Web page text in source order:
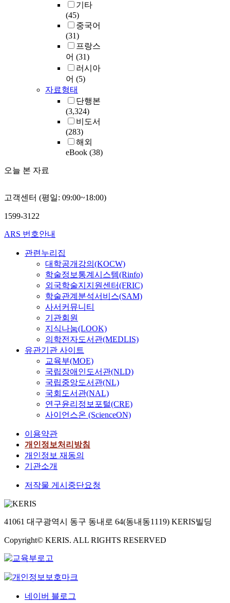
기타
(45)
중국어
(31)
프랑스
어 (31)
러시아
어 (5)
자료형태
단행본
(3,324)
비도서
(283)
해외
eBook (38)
오늘 본 자료
고객센터 (평일: 09:00~18:00)
1599-3122
ARS 번호안내
관련누리집
대학공개강의(KOCW)
학술정보통계시스템(Rinfo)
외국학술지지원센터(FRIC)
학술관계분석서비스(SAM)
사서커뮤니티
기관회원
지식나눔(LOOK)
의학전자도서관(MEDLIS)
유관기관 사이트
교육부(MOE)
국립장애인도서관(NLD)
국립중앙도서관(NL)
국회도서관(NAL)
연구윤리정보포털(CRE)
사이언스온 (ScienceON)
이용약관
개인정보처리방침
개인정보 재동의
기관소개
저작물 게시중단요청
41061 대구광역시 동구 동내로 64(동내동1119) KERIS빌딩
Copyright© KERIS. ALL RIGHTS RESERVED
네이버 블로그